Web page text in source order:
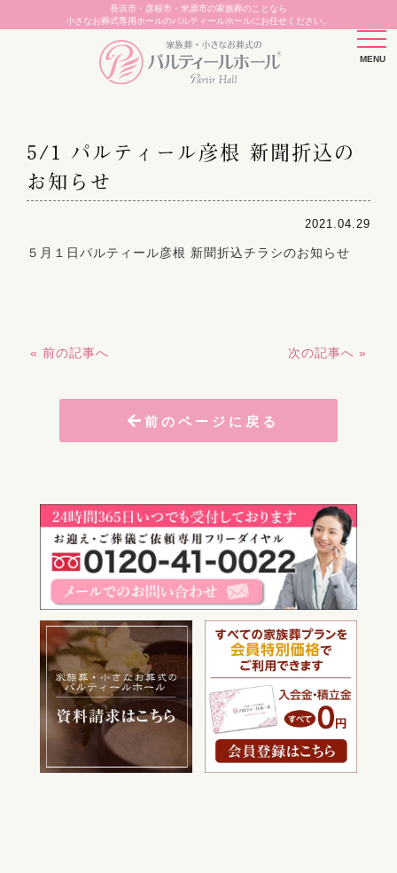
長浜市・彦根市・米原市の家族葬のことなら
小さなお葬式専用ホールのパルティールホールにお任せください。
5/1 パルティール彦根 新聞折込の
お知らせ
2021.04.29
５月１日パルティール彦根 新聞折込チラシのお知らせ
« 前の記事へ 次の記事へ »
前のページに戻る